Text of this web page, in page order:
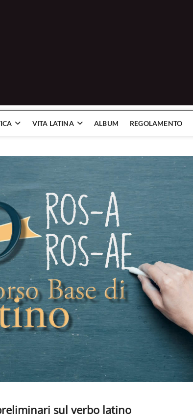
VITA LATINA ALBUM REGOLAMENTO
sul verbo latino